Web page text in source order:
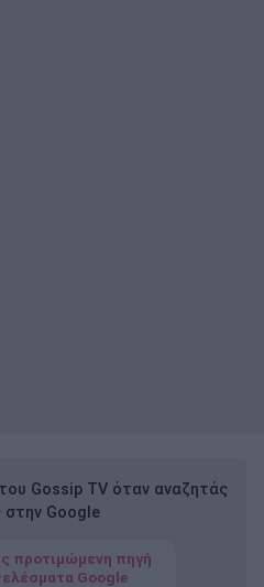
Gossip TV όταν αναζητάς
στην Google
προτιμώμενη πηγή
Google